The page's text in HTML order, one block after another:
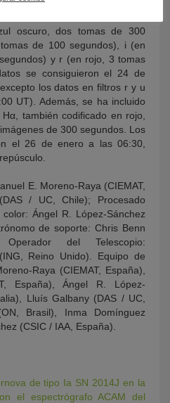
Palma, España), que tiene un
oscuro, dos tomas de 300
de 100 segundos), i (en
y r (en rojo, 3 tomas
se consiguieron el 24 de
los datos en filtros r y u
UT). Además, se ha incluido
también codificado en rojo,
de 300 segundos. Los
el 26 de enero a las 06:30,
E. Moreno-Raya (CIEMAT,
/ UC, Chile); Procesado
Ángel R. López-Sánchez
de soporte: Chris Benn
del Telescopio:
Reino Unido). Equipo de
Raya (CIEMAT, España),
España), Ángel R. López-
Lluís Galbany (DAS / UC,
Brasil), Inma Domínguez
(CSIC / IAA, España).
de tipo Ia SN 2014J en la
el espectrógrafo ACAM del